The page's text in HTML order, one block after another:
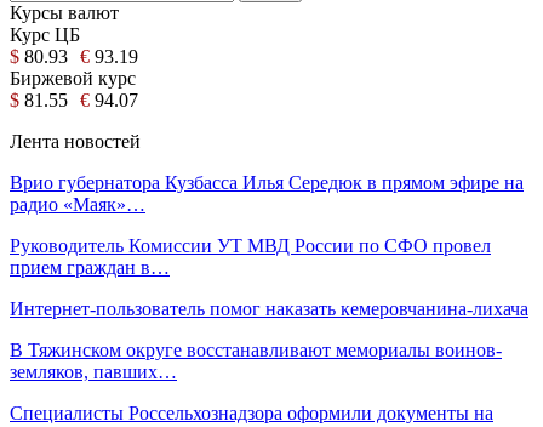
Курсы валют
Курс ЦБ
$ 80.93 € 93.19
Биржевой курс
$ 81.55 € 94.07
Лента новостей
Врио губернатора Кузбасса Илья Середюк в прямом эфире на
радио «Маяк»…
Руководитель Комиссии УТ МВД России по СФО провел
прием граждан в…
Интернет-пользователь помог наказать кемеровчанина-лихача
В Тяжинском округе восстанавливают мемориалы воинов-
земляков, павших…
Специалисты Россельхознадзора оформили документы на